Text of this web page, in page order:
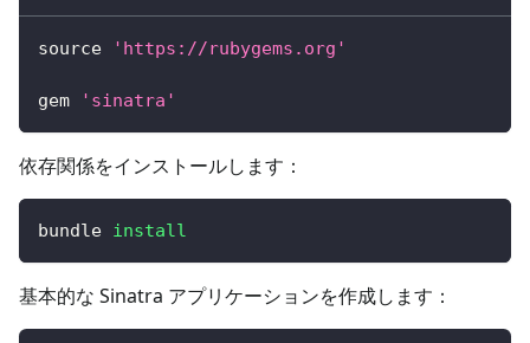
source 'https://rubygems.org'
gem 'sinatra'
依存関係をインストールします：
bundle install
基本的な Sinatra アプリケーションを作成します：